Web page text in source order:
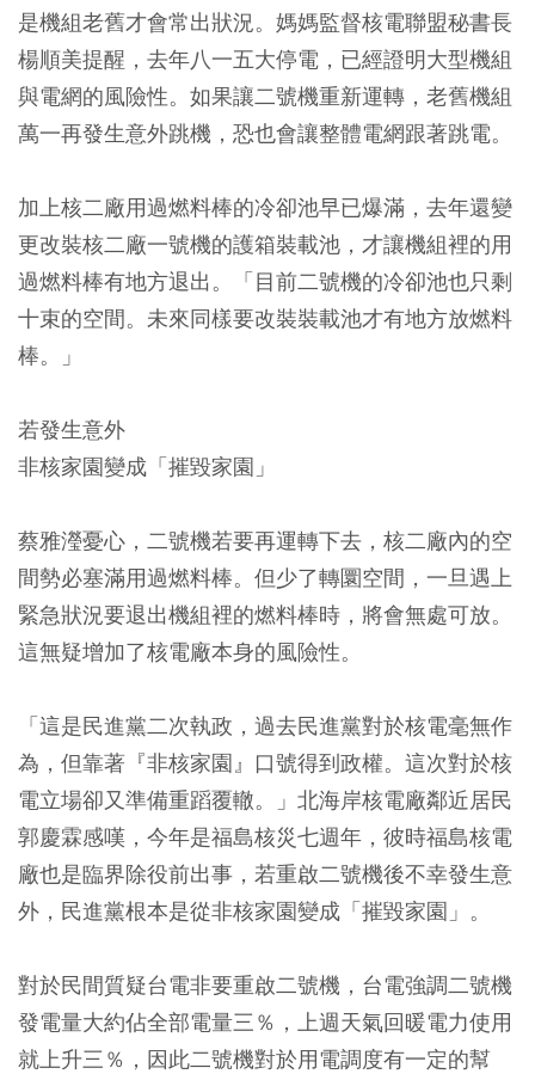
是機組老舊才會常出狀況。媽媽監督核電聯盟秘書長
楊順美提醒，去年八一五大停電，已經證明大型機組
與電網的風險性。如果讓二號機重新運轉，老舊機組
萬一再發生意外跳機，恐也會讓整體電網跟著跳電。
加上核二廠用過燃料棒的冷卻池早已爆滿，去年還變
更改裝核二廠一號機的護箱裝載池，才讓機組裡的用
過燃料棒有地方退出。「目前二號機的冷卻池也只剩
十束的空間。未來同樣要改裝裝載池才有地方放燃料
棒。」
若發生意外
非核家園變成「摧毀家園」
蔡雅瀅憂心，二號機若要再運轉下去，核二廠內的空
間勢必塞滿用過燃料棒。但少了轉圜空間，一旦遇上
緊急狀況要退出機組裡的燃料棒時，將會無處可放。
這無疑增加了核電廠本身的風險性。
「這是民進黨二次執政，過去民進黨對於核電毫無作
為，但靠著『非核家園』口號得到政權。這次對於核
電立場卻又準備重蹈覆轍。」北海岸核電廠鄰近居民
郭慶霖感嘆，今年是福島核災七週年，彼時福島核電
廠也是臨界除役前出事，若重啟二號機後不幸發生意
外，民進黨根本是從非核家園變成「摧毀家園」。
對於民間質疑台電非要重啟二號機，台電強調二號機
發電量大約佔全部電量三％，上週天氣回暖電力使用
就上升三％，因此二號機對於用電調度有一定的幫